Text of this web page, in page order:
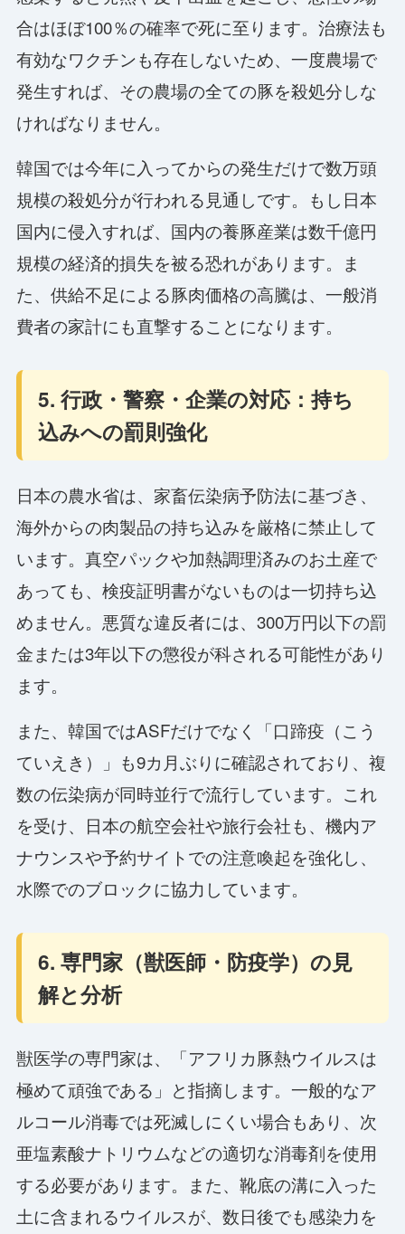
合はほぼ100％の確率で死に至ります。治療法も
有効なワクチンも存在しないため、一度農場で
発生すれば、その農場の全ての豚を殺処分しな
ければなりません。
韓国では今年に入ってからの発生だけで数万頭
規模の殺処分が行われる見通しです。もし日本
国内に侵入すれば、国内の養豚産業は数千億円
規模の経済的損失を被る恐れがあります。ま
た、供給不足による豚肉価格の高騰は、一般消
費者の家計にも直撃することになります。
5. 行政・警察・企業の対応：持ち
込みへの罰則強化
日本の農水省は、家畜伝染病予防法に基づき、
海外からの肉製品の持ち込みを厳格に禁止して
います。真空パックや加熱調理済みのお土産で
あっても、検疫証明書がないものは一切持ち込
めません。悪質な違反者には、300万円以下の罰
金または3年以下の懲役が科される可能性があり
ます。
また、韓国ではASFだけでなく「口蹄疫（こう
ていえき）」も9カ月ぶりに確認されており、複
数の伝染病が同時並行で流行しています。これ
を受け、日本の航空会社や旅行会社も、機内ア
ナウンスや予約サイトでの注意喚起を強化し、
水際でのブロックに協力しています。
6. 専門家（獣医師・防疫学）の見
解と分析
獣医学の専門家は、「アフリカ豚熱ウイルスは
極めて頑強である」と指摘します。一般的なア
ルコール消毒では死滅しにくい場合もあり、次
亜塩素酸ナトリウムなどの適切な消毒剤を使用
する必要があります。また、靴底の溝に入った
土に含まれるウイルスが、数日後でも感染力を